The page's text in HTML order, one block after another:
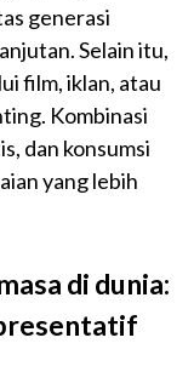
generasi
Selain itu,
film, iklan, atau
Kombinasi
dan konsumsi
yang lebih
di dunia: